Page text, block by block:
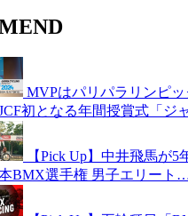
MVPはパリパラリンピ
初となる年間授賞式「ジ
【Pick Up】中井飛馬が
BMX選手権 男子エリート